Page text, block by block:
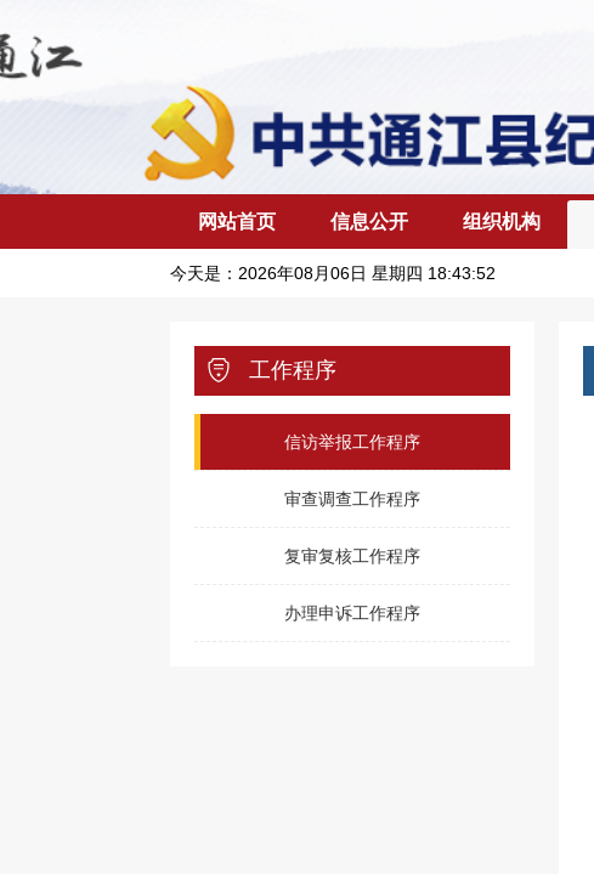
网站首页 信息公开 组织机构
今天是： 2026年08月06日 星期四 18:43:53
工作程序
信访举报工作程序
审查调查工作程序
复审复核工作程序
办理申诉工作程序